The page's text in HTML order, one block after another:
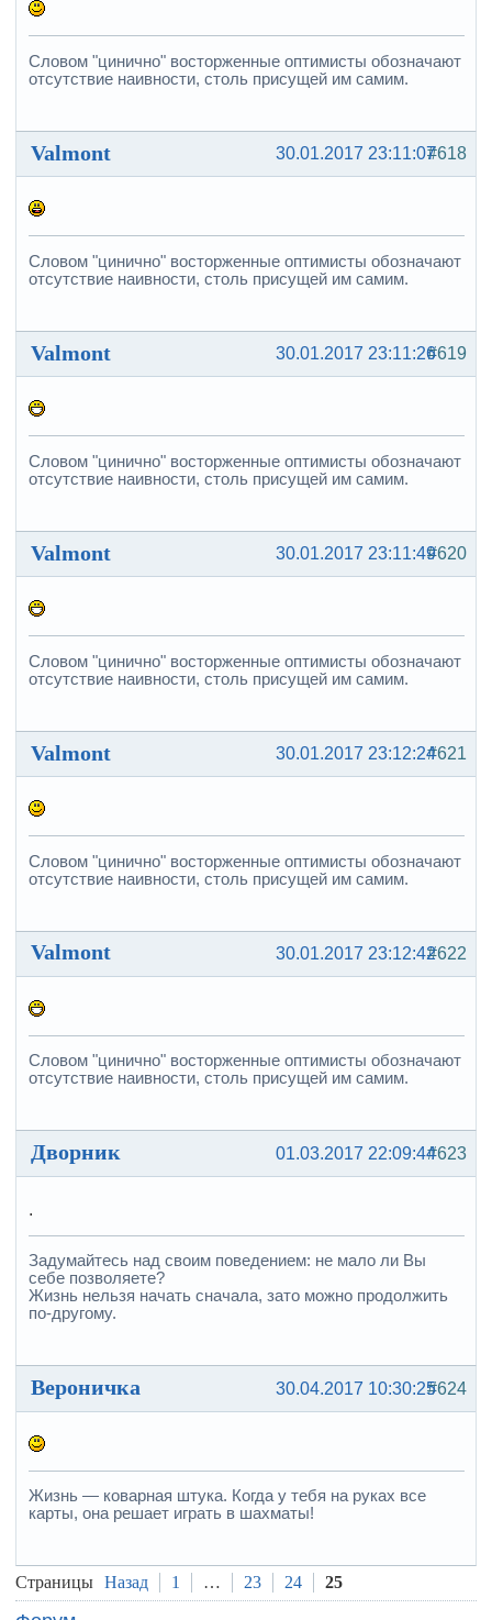
Словом "цинично" восторженные оптимисты обозначают
отсутствие наивности, столь присущей им самим.
#618
30.01.2017 23:11:07
Valmont
Словом "цинично" восторженные оптимисты обозначают
отсутствие наивности, столь присущей им самим.
#619
30.01.2017 23:11:26
Valmont
Словом "цинично" восторженные оптимисты обозначают
отсутствие наивности, столь присущей им самим.
#620
30.01.2017 23:11:49
Valmont
Словом "цинично" восторженные оптимисты обозначают
отсутствие наивности, столь присущей им самим.
#621
30.01.2017 23:12:24
Valmont
Словом "цинично" восторженные оптимисты обозначают
отсутствие наивности, столь присущей им самим.
#622
30.01.2017 23:12:42
Valmont
Словом "цинично" восторженные оптимисты обозначают
отсутствие наивности, столь присущей им самим.
#623
01.03.2017 22:09:44
Дворник
.
Задумайтесь над своим поведением: не мало ли Вы
себе позволяете?
Жизнь нельзя начать сначала, зато можно продолжить
по-другому.
#624
30.04.2017 10:30:25
Вероничка
Жизнь — коварная штука. Когда у тебя на руках все
карты, она решает играть в шахматы!
Страницы Назад 1 … 23 24 25